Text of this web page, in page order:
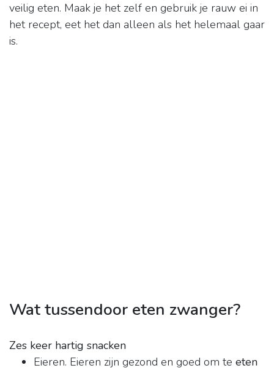
veilig eten. Maak je het zelf en gebruik je rauw ei in
het recept, eet het dan alleen als het helemaal gaar
is.
Wat tussendoor eten zwanger?
Zes keer hartig snacken
Eieren. Eieren zijn gezond en goed om te eten